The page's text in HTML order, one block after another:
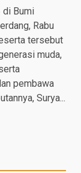
di Bumi
Rabu
tersebut
muda,
pembawa
Surya...